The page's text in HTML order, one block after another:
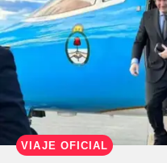
VIAJE OFICIAL